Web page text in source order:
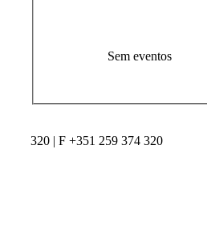
Sem eventos
320 | F +351 259 374 320